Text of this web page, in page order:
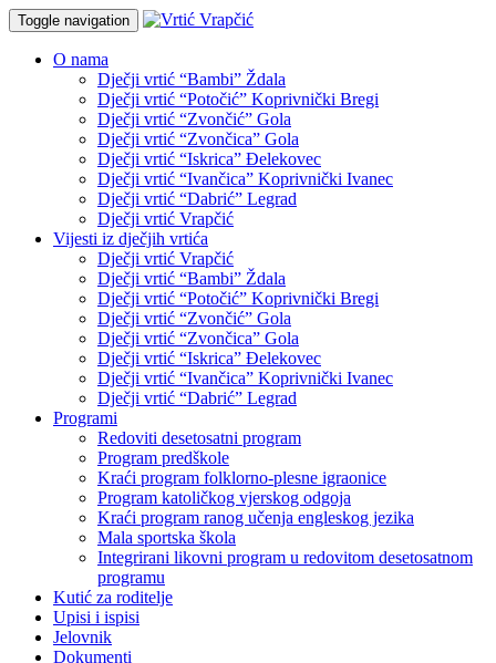
Toggle navigation
O nama
Dječji vrtić “Bambi” Ždala
Dječji vrtić “Potočić” Koprivnički Bregi
Dječji vrtić “Zvončić” Gola
Dječji vrtić “Zvončica” Gola
Dječji vrtić “Iskrica” Đelekovec
Dječji vrtić “Ivančica” Koprivnički Ivanec
Dječji vrtić “Dabrić” Legrad
Dječji vrtić Vrapčić
Vijesti iz dječjih vrtića
Dječji vrtić Vrapčić
Dječji vrtić “Bambi” Ždala
Dječji vrtić “Potočić” Koprivnički Bregi
Dječji vrtić “Zvončić” Gola
Dječji vrtić “Zvončica” Gola
Dječji vrtić “Iskrica” Đelekovec
Dječji vrtić “Ivančica” Koprivnički Ivanec
Dječji vrtić “Dabrić” Legrad
Programi
Redoviti desetosatni program
Program predškole
Kraći program folklorno-plesne igraonice
Program katoličkog vjerskog odgoja
Kraći program ranog učenja engleskog jezika
Mala sportska škola
Integrirani likovni program u redovitom desetosatnom
programu
Kutić za roditelje
Upisi i ispisi
Jelovnik
Dokumenti